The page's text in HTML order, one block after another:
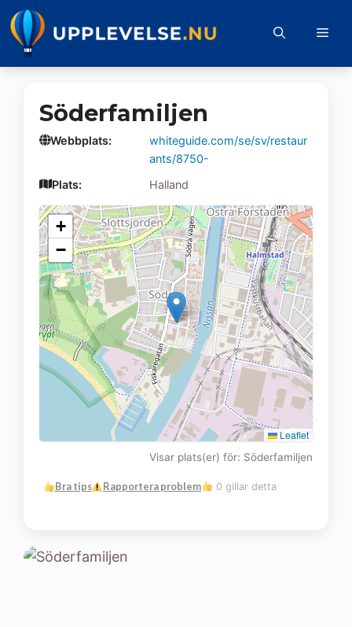
Hoppa
till
innehåll
Söderfamiljen
Webbplats:
whiteguide.com/se/sv/restaur
ants/8750-
Plats:
Halland
+
−
Leaflet
Visar plats(er) för: Söderfamiljen
Bra tips Rapportera problem 0 gillar detta